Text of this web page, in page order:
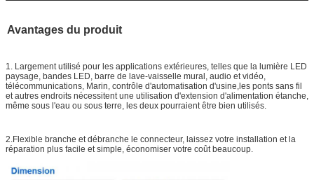
Avantages du produit
1. Largement utilisé pour les applications extérieures, telles que la lumière LED
paysage, bandes LED, barre de lave-vaisselle mural, audio et vidéo,
télécommunications, Marin, contrôle d'automatisation d'usine,les ponts sans fil
et autres endroits nécessitent une utilisation d'extension d'alimentation étanche,
même sous l'eau ou sous terre, les deux pourraient être bien utilisés.
2.Flexible branche et débranche le connecteur, laissez votre installation et la
réparation plus facile et simple, économiser votre coût beaucoup.